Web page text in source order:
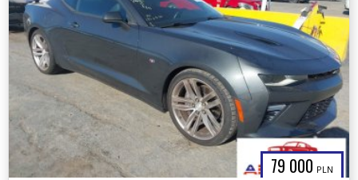
79 000 PLN